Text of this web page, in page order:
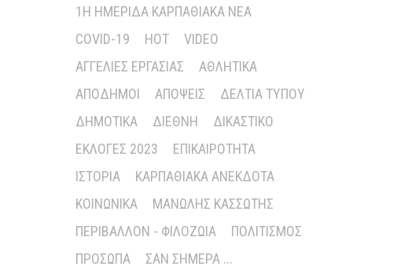
1Η ΗΜΕΡΊΔΑ ΚΑΡΠΑΘΙΑΚΆ ΝΈΑ
COVID-19
HOT
VIDEO
ΑΓΓΕΛΊΕΣ ΕΡΓΑΣΊΑΣ
ΑΘΛΗΤΙΚΆ
ΑΠΌΔΗΜΟΙ
ΑΠΌΨΕΙΣ
ΔΕΛΤΊΑ ΤΎΠΟΥ
ΔΗΜΟΤΙΚΆ
ΔΙΕΘΝΉ
ΔΙΚΑΣΤΙΚΌ
ΕΚΛΟΓΈΣ 2023
ΕΠΙΚΑΙΡΌΤΗΤΑ
ΙΣΤΟΡΊΑ
ΚΑΡΠΑΘΙΑΚΆ ΑΝΈΚΔΟΤΑ
ΚΟΙΝΩΝΙΚΆ
ΜΑΝΏΛΗΣ ΚΑΣΣΏΤΗΣ
ΠΕΡΙΒΆΛΛΟΝ - ΦΙΛΟΖΩΊΑ
ΠΟΛΙΤΙΣΜΌΣ
ΠΡΌΣΩΠΑ
ΣΑΝ ΣΉΜΕΡΑ ...